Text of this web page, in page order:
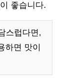
좋습니다.
스럽다면,
하면 맛이